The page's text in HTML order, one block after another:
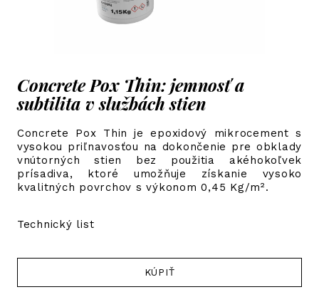
Concrete Pox Thin: jemnosť a
subtilita v službách stien
Concrete Pox Thin je epoxidový mikrocement s
vysokou priľnavosťou na dokončenie pre obklady
vnútorných stien bez použitia akéhokoľvek
prísadiva, ktoré umožňuje získanie vysoko
kvalitných povrchov s výkonom 0,45 Kg/m².
Technický list
KÚPIŤ